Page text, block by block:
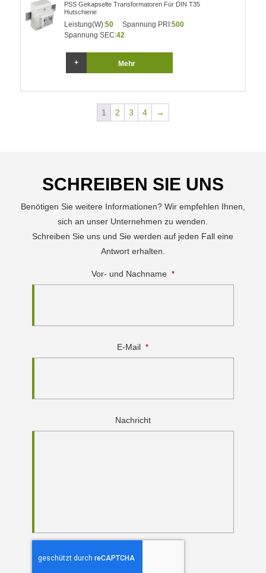
PSS Gekapselte Transformatoren Für DIN T35
Hutschiene
Leistung(W):50 Spannung PRI:500
Spannung SEC:42
Mehr
1 2 3 4 →
SCHREIBEN SIE UNS
Benötigen Sie weitere Informationen? Wir empfehlen Ihnen,
sich an unser Unternehmen zu wenden.
Schreiben Sie uns und Sie werden auf jeden Fall eine
Antwort erhalten.
Vor- und Nachname *
E-Mail *
Nachricht